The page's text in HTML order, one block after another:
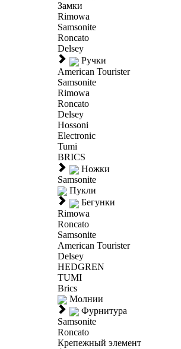
Замки
Rimowa
Samsonite
Roncato
Delsey
Ручки
American Tourister
Samsonite
Rimowa
Roncato
Delsey
Hossoni
Electronic
Tumi
BRICS
Ножки
Samsonite
Пукли
Бегунки
Rimowa
Roncato
Samsonite
American Tourister
Delsey
HEDGREN
TUMI
Brics
Молнии
Фурнитура
Samsonite
Roncato
Крепежный элемент